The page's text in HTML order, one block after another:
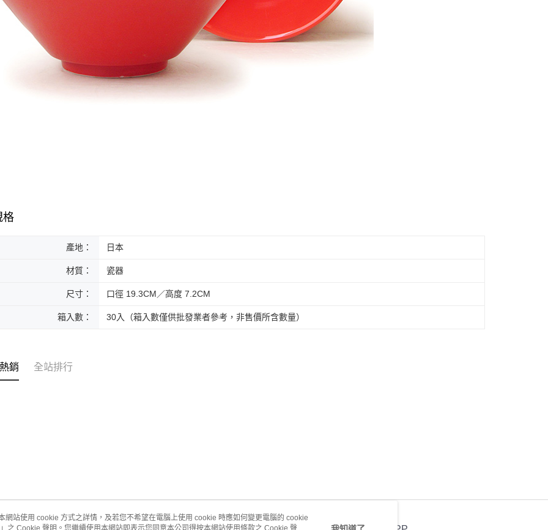
格
產地： 日本
材質： 瓷器
尺寸： 口徑 19.3CM／高度 7.2CM
箱入數： 30入（箱入數僅供批發業者參考，非售價所含數量）
銷 全站排行
網站使用 cookie 方式之詳情，及若您不希望在電腦上使用 cookie 時應如何變更電腦的 cookie
」之 Cookie 聲明。您繼續使用本網站即表示您同意本公司得按本網站使用條款之 Cookie 聲明